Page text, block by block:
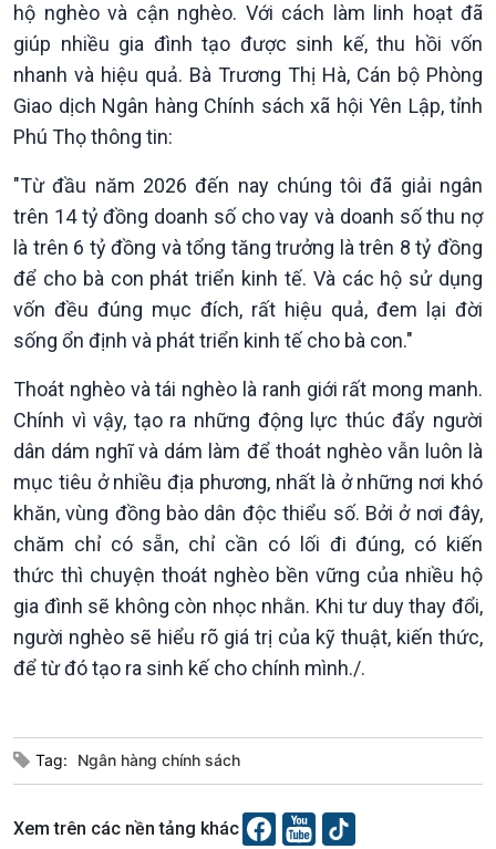
Văn hoá & Du lịch
Tin Văn hoá & Du lịch
Chát với người nổi tiếng
Câu chuyện Thể thao
Multimedia
Ảnh
Video
Infographic
Podcast
Góc nhìn VOV1
Bình luận
10 phút Sự kiện - Luận bàn
Đối thoại
hộ nghèo và cận nghèo. Với cách làm linh hoạt đã
giúp nhiều gia đình tạo được sinh kế, thu hồi vốn
nhanh và hiệu quả. Bà Trương Thị Hà, Cán bộ Phòng
Giao dịch Ngân hàng Chính sách xã hội Yên Lập, tỉnh
Phú Thọ thông tin:
"Từ đầu năm 2026 đến nay chúng tôi đã giải ngân
trên 14 tỷ đồng doanh số cho vay và doanh số thu nợ
là trên 6 tỷ đồng và tổng tăng trưởng là trên 8 tỷ đồng
để cho bà con phát triển kinh tế. Và các hộ sử dụng
vốn đều đúng mục đích, rất hiệu quả, đem lại đời
sống ổn định và phát triển kinh tế cho bà con."
Thoát nghèo và tái nghèo là ranh giới rất mong manh.
Chính vì vậy, tạo ra những động lực thúc đẩy người
dân dám nghĩ và dám làm để thoát nghèo vẫn luôn là
mục tiêu ở nhiều địa phương, nhất là ở những nơi khó
khăn, vùng đồng bào dân độc thiểu số. Bởi ở nơi đây,
chăm chỉ có sẵn, chỉ cần có lối đi đúng, có kiến
thức thì chuyện thoát nghèo bền vững của nhiều hộ
gia đình sẽ không còn nhọc nhằn. Khi tư duy thay đổi,
người nghèo sẽ hiểu rõ giá trị của kỹ thuật, kiến thức,
để từ đó tạo ra sinh kế cho chính mình./.
Tag: Ngân hàng chính sách
Xem trên các nền tảng khác